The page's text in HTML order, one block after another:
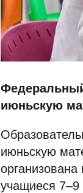
июньскую
июньскую
учащиеся 7–9